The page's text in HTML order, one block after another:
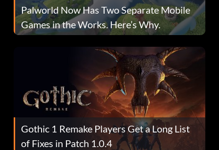
Palworld Now Has Two Separate Mobile
Games in the Works. Here’s Why.
Gothic 1 Remake Players Get a Long List
of Fixes in Patch 1.0.4